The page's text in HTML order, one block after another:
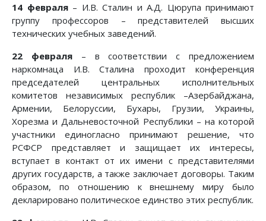
14 февраля– И.В. Сталин и А.Д. Цюрупа принимают
группу профессоров – представителей высших
технических учебных заведений.
22 февраля– в соответствии с предложением
наркомнаца И.В. Сталина проходит конференция
председателей центральных исполнительных
комитетов независимых республик –Азербайджана,
Армении, Белоруссии, Бухары, Грузии, Украины,
Хорезма и Дальневосточной Республики – на которой
участники единогласно принимают решение, что
РСФСР представляет и защищает их интересы,
вступает в контакт от их имени с представителями
других государств, а также заключает договоры. Таким
образом, по отношению к внешнему миру было
декларировано политическое единство этих республик.